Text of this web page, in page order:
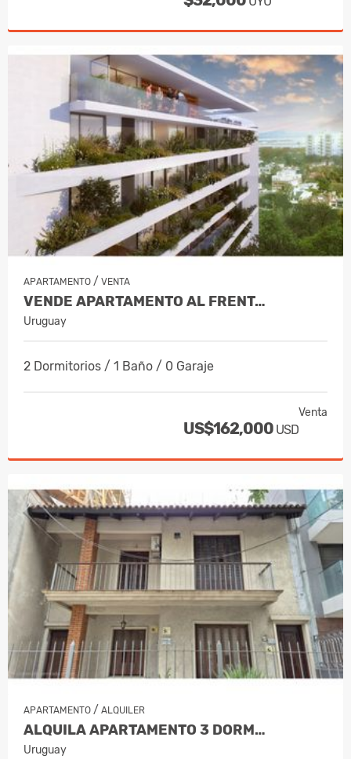
APARTAMENTO / VENTA
VENDE APARTAMENTO AL FRENT…
Uruguay
2 Dormitorios / 1 Baño / 0 Garaje
Venta
US$162,000 USD
APARTAMENTO / ALQUILER
ALQUILA APARTAMENTO 3 DORM…
Uruguay